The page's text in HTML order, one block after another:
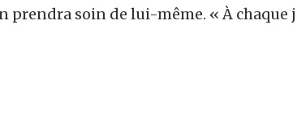
soin de lui-même. « À chaque